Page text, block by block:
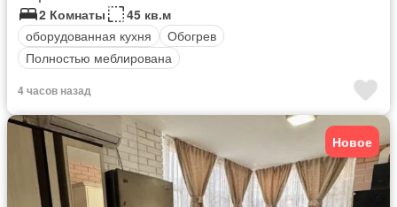
2 Комнаты
45 кв.м
оборудованная кухня
Обогрев
Полностью меблирована
4 часов назад
Новое